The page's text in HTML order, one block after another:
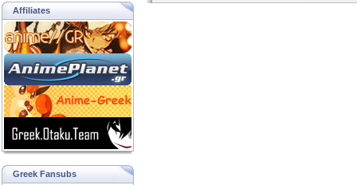
Affiliates
Greek Fansubs